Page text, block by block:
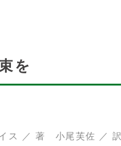
を
ス ／ 著 小尾芙佐 ／ 訳